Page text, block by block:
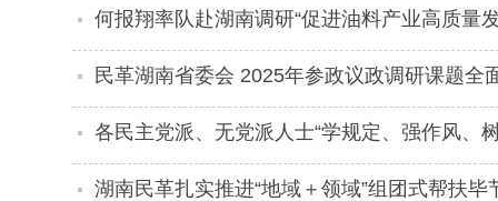
家座谈会
何报翔率队赴湖南调研“促进油料产业高质量
民革湖南省委会 2025年参政议政调研课题全
各民主党派、无党派人士“学规定、强作风
干杰出席并讲话
湖南民革扎实推进“地域＋领域”组团式帮扶毕